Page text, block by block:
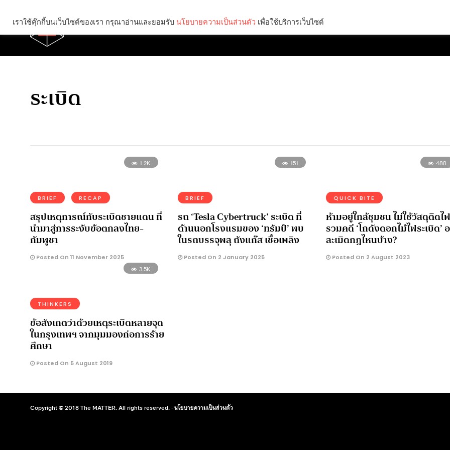
ระเบิด
1.2K
BRIEF RECAP
สรุปเหตุการณ์กับระเบิดชายแดน ที่
นำมาสู่การระงับข้อตกลงไทย-
กัมพูชา
Posted On 11 November 2025
151
BRIEF
รถ ‘Tesla Cybertruck’ ระเบิด ที่
ด้านนอกโรงแรมของ ‘ทรัมป์’ พบ
ในรถบรรจุพลุ ถังแก๊ส เชื้อเพลิง
Posted On 2 January 2025
488
QUICK BITE
ห้ามอยู่ใกล้ชุมชน ไม่ใช้วัสดุติดไฟ
รวมคดี ‘โกดังดอกไม้ไฟระเบิด’
ละเมิดกฎไหนบ้าง?
Posted On 2 August 2023
3.5K
THINKERS
ข้อสังเกตว่าด้วยเหตุระเบิดหลายจุด
ในกรุงเทพฯ จากมุมมองก่อการร้าย
ศึกษา
Posted On 5 August 2019
Copyright © 2018 The MATTER. All rights reserved. ·นโยบายความเป็นส่วนตัว
เราใช้คุ๊กกี้บนเว็บไซต์ของเรา กรุณาอ่านและยอมรับ นโยบายความเป็นส่วนตัว เพื่อใช้บริการเว็บไซต์